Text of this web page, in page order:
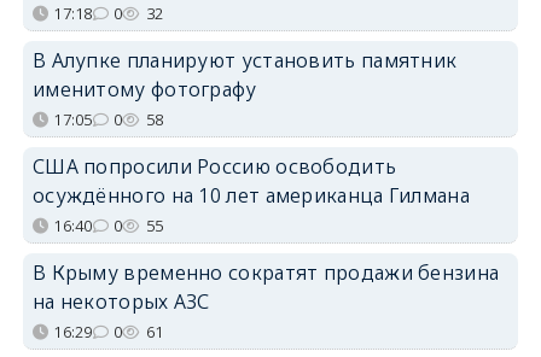
17:18 0 32
В Алупке планируют установить памятник
именитому фотографу
17:05 0 58
США попросили Россию освободить
осуждённого на 10 лет американца Гилмана
16:40 0 55
В Крыму временно сократят продажи бензина
на некоторых АЗС
16:29 0 61